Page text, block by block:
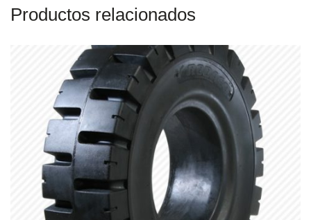
Productos relacionados